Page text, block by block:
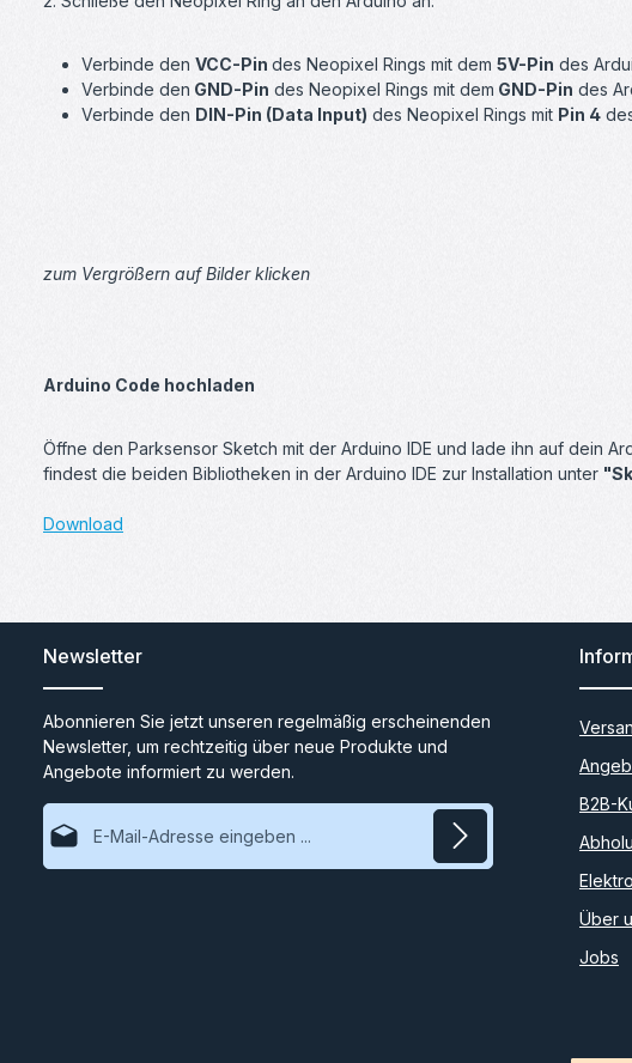
Verbinde den VCC-Pin des Neopixel Rings mit dem 5V-Pin des
Verbinde den GND-Pin des Neopixel Rings mit dem GND-Pin des
Verbinde den DIN-Pin (Data Input) des Neopixel Rings mit Pin 4
zum Vergrößern auf Bilder klicken
Arduino Code hochladen
Öffne den Parksensor Sketch mit der Arduino IDE und lade ihn auf dein
findest die beiden Bibliotheken in der Arduino IDE zur Installation unter
Download
Newsletter
Abonnieren Sie jetzt unseren regelmäßig erscheinenden
Newsletter, um rechtzeitig über neue Produkte und
Angebote informiert zu werden.
E-Mail-Adresse*
B2B-
Über
Jobs